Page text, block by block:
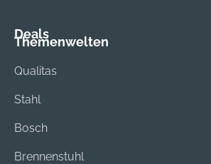
Deals
Themenwelten
Qualitas
Stahl
Bosch
Brennenstuhl